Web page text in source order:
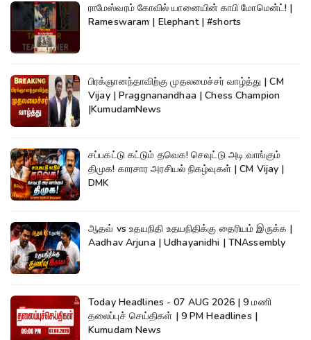
ராமேஸ்வரம் கோவில் யானையின் காபி மோமென்ட்! |
Rameswaram | Elephant | #shorts
பிரக்ஞானந்தாவிற்கு முதலமைச்சர் வாழ்த்து | CM
Vijay | Praggnanandhaa | Chess Champion
|KumudamNews
சப்பகட்டு கட்டும் தவெக! செவுட்டு அடி வாங்கும்
திமுக! காரசார அரசியல் நிகழ்வுகள் | CM Vijay |
DMK
ஆதவ் vs உதயநிதி உதயநிதிக்கு தைரியம் இருக்க |
Aadhav Arjuna | Udhayanidhi | TNAssembly
Today Headlines - 07 AUG 2026 | 9 மணி
தலைப்புச் செய்திகள் | 9 PM Headlines |
Kumudam News